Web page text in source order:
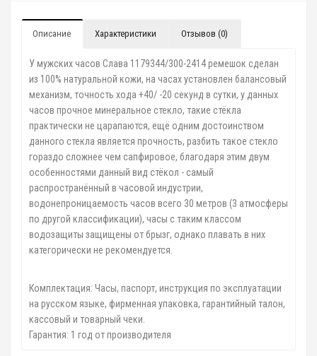
Описание Характеристики Отзывов (0)
У мужских часов Слава 1179344/300-2414 ремешок сделан
из 100% натуральной кожи, на часах установлен балансовый
механизм, точность хода +40/ -20 секунд в сутки, у данных
часов прочное минеральное стекло, такие стёкла
практически не царапаются, ещё одним достоинством
данного стекла является прочность, разбить такое стекло
гораздо сложнее чем сапфировое, благодаря этим двум
особенностями данный вид стёкол - самый
распространённый в часовой индустрии,
водонепроницаемость часов всего 30 метров (3 атмосферы
по другой классификации), часы с таким классом
водозащиты защищены от брызг, однако плавать в них
категорически не рекомендуется.
Комплектация: Часы, паспорт, инструкция по эксплуатации
на русском языке, фирменная упаковка, гарантийный талон,
кассовый и товарный чеки.
Гарантия: 1 год от производителя